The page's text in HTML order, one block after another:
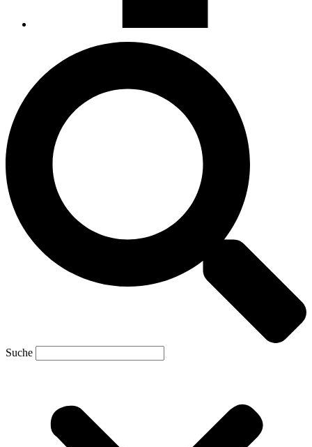
Suche